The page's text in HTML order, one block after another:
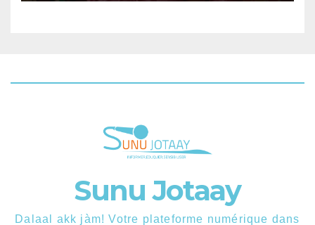
Sunu Jotaay
Dalaal akk jàm! Votre plateforme numérique dans